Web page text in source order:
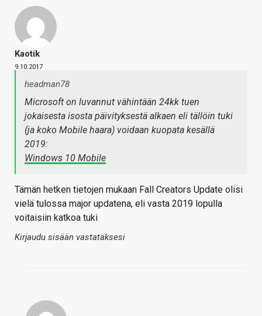
Kaotik
9.10.2017
headman78
Microsoft on luvannut vähintään 24kk tuen
jokaisesta isosta päivityksestä alkaen eli tällöin tuki
(ja koko Mobile haara) voidaan kuopata kesällä
2019:
Windows 10 Mobile
Tämän hetken tietojen mukaan Fall Creators Update olisi
vielä tulossa major updatena, eli vasta 2019 lopulla
voitaisiin katkoa tuki
Kirjaudu sisään vastataksesi